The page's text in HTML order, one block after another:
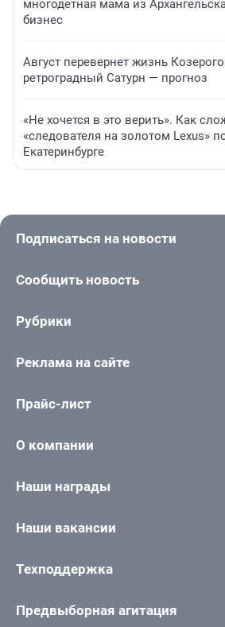
многодетная мама из
бизнес
Август перевернет жизнь
ретроградный Сатурн — прогноз
«Не хочется в это верить». Как
«следователя на золотом Lexus»
Екатеринбурге
Подписаться на новости
Сообщить новость
Рубрики
Реклама на сайте
Прайс-лист
О компании
Наши награды
Наши вакансии
Техподдержка
Предвыборная агитация